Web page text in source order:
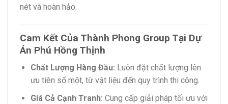
nét và hoàn hảo.
Cam Kết Của Thành Phong Group Tại Dự
Án Phú Hồng Thịnh
Chất Lượng Hàng Đầu: Luôn đặt chất lượng lên
ưu tiên số một, từ vật liệu đến quy trình thi công.
Giá Cả Cạnh Tranh: Cung cấp giải pháp tối ưu với